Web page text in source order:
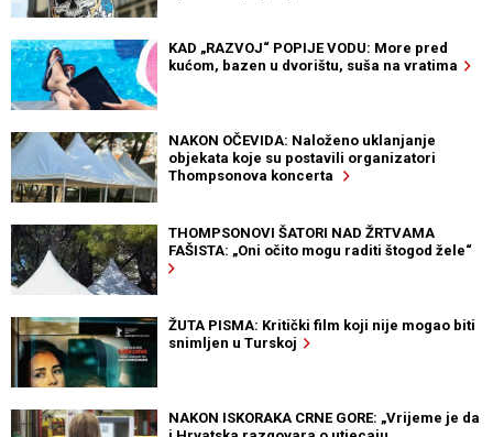
KAD „RAZVOJ“ POPIJE VODU: More pred
kućom, bazen u dvorištu, suša na vratima
NAKON OČEVIDA: Naloženo uklanjanje
objekata koje su postavili organizatori
Thompsonova koncerta
THOMPSONOVI ŠATORI NAD ŽRTVAMA
FAŠISTA: „Oni očito mogu raditi štogod žele“
ŽUTA PISMA: Kritički film koji nije mogao biti
snimljen u Turskoj
NAKON ISKORAKA CRNE GORE: „Vrijeme je da